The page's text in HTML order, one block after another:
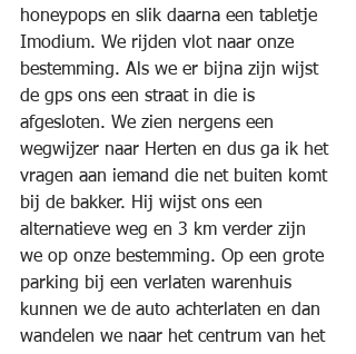
honeypops en slik daarna een tabletje
Imodium. We rijden vlot naar onze
bestemming. Als we er bijna zijn wijst
de gps ons een straat in die is
afgesloten. We zien nergens een
wegwijzer naar Herten en dus ga ik het
vragen aan iemand die net buiten komt
bij de bakker. Hij wijst ons een
alternatieve weg en 3 km verder zijn
we op onze bestemming. Op een grote
parking bij een verlaten warenhuis
kunnen we de auto achterlaten en dan
wandelen we naar het centrum van het